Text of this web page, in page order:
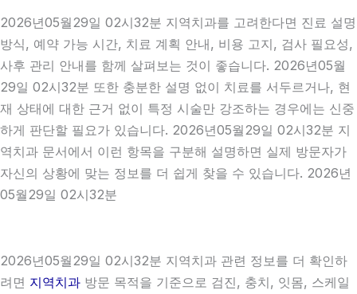
2026년05월29일 02시32분 지역치과를 고려한다면 진료 설명
방식, 예약 가능 시간, 치료 계획 안내, 비용 고지, 검사 필요성,
사후 관리 안내를 함께 살펴보는 것이 좋습니다. 2026년05월
29일 02시32분 또한 충분한 설명 없이 치료를 서두르거나, 현
재 상태에 대한 근거 없이 특정 시술만 강조하는 경우에는 신중
하게 판단할 필요가 있습니다. 2026년05월29일 02시32분 지
역치과 문서에서 이런 항목을 구분해 설명하면 실제 방문자가
자신의 상황에 맞는 정보를 더 쉽게 찾을 수 있습니다. 2026년
05월29일 02시32분
2026년05월29일 02시32분 지역치과 관련 정보를 더 확인하
려면 지역치과 방문 목적을 기준으로 검진, 충치, 잇몸, 스케일